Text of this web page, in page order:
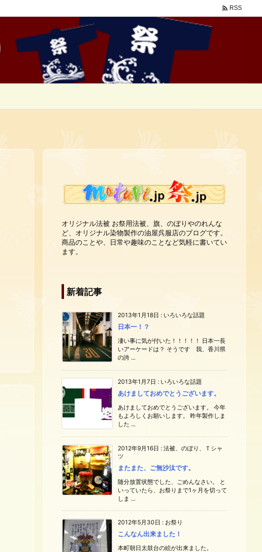
 RSS
オリジナル法被 お祭用法被、旗、のぼりやのれんな
ど、オリジナル染物製作の油屋呉服店のブログです。
商品のことや、日常や趣味のことなど気軽に書いてい
ます。
新着記事
2013年1月18日 : いろいろな話題
日本一！？
凄い事に気が付いた！！！！！ 日本一長
いアーケードは？ そうです 我、香川県
の誇 ...
2013年1月7日 : いろいろな話題
あけましておめでとうございます。
あけましておめでとうございます。 今年
もよろしくお願いします。 昨年製作しま
した ...
2012年9月16日 : 法被、のぼり、Ｔシャ
ツ
またまた、ご無沙汰です。
随分放置状態でした、ごめんなさい。 と
いっていたら、お祭りまで1ヶ月を切って
しま ...
2012年5月30日 : お祭り
こんなん出来ました！
本町朝日太鼓台の絵が出来ました。